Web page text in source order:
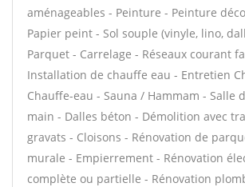
aménageables - Peinture - Peinture
Papier peint - Sol souple (vinyle, lino,
Parquet - Carrelage - Réseaux courant
Installation de chauffe eau - Entretien
Chauffe-eau - Sauna / Hammam - Salle
main - Dalles béton - Démolition avec
gravats - Cloisons - Rénovation de
murale - Empierrement - Rénovation
complète ou partielle - Rénovation